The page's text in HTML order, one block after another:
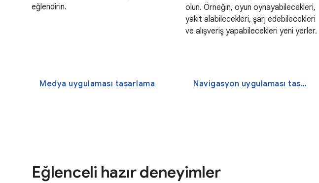
eğlendirin.
Medya uygulaması tasarlama
olun. Örneğin, oyun oynayabilecekleri,
yakıt alabilecekleri, şarj edebilecekleri
ve alışveriş yapabilecekleri yeni yerler.
Navigasyon uygulaması tasarlama
Eğlenceli hazır deneyimler